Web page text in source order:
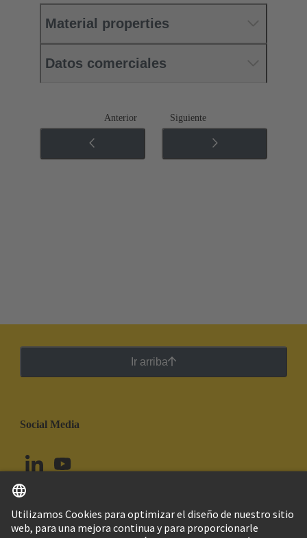
Material properties
Datos comerciales
Anterior Siguiente
Ir arriba
Social Media
Ecuador Español